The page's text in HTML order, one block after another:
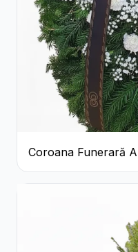
Coroana Funerară